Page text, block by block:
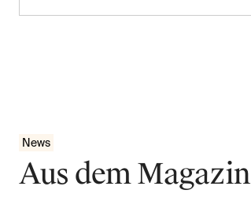
News
Aus dem Magazin